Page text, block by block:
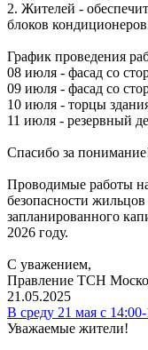
2. Жителей -
блоков
График проведения
08 июля - фасад со
09 июля - фасад со
10 июля - торцы
11 июля - резервный
Спасибо за
Проводимые работы
безопасности
запланированного
2026 году.
С уважением,
Правление ТСН
21.05.2025
В среду 21 мая с
Уважаемые жители!